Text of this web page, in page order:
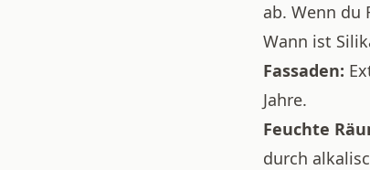
ab. Wenn du
Wann ist
Fassaden:
Jahre.
Feuchte
durch